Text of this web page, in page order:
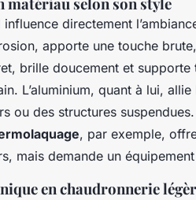
directement
apporte une touche
brille doucement et
L’aluminium, quant à lui,
ou des structures
, par exemple,
mais demande un
en chaudronnerie